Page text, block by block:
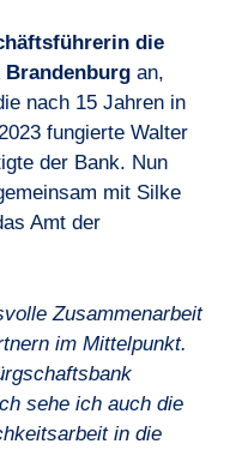
die
an,
nach 15 Jahren in
fungierte Walter
der Bank. Nun
mit Silke
Amt der
Zusammenarbeit
im Mittelpunkt.
sehe ich auch die
in die